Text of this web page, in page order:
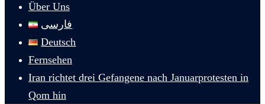
Über Uns
فارسی
Deutsch
Fernsehen
Iran richtet drei Gefangene nach Januarprotesten in
Qom hin